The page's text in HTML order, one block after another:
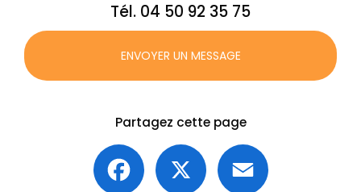
Tél. 04 50 92 35 75
ENVOYER UN MESSAGE
Partagez cette page
Facebook